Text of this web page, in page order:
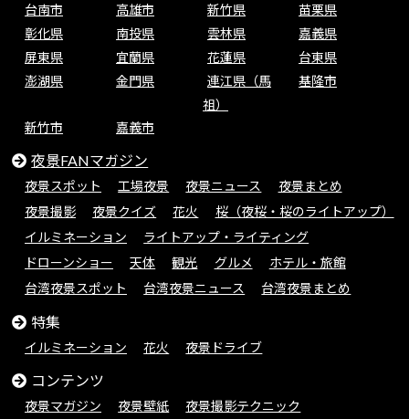
台南市
高雄市 新竹県
苗栗県
彰化県
南投県 雲林県
嘉義県
屏東県
宜蘭県 花蓮県
台東県
澎湖県
金門県
連江県（馬
祖）
基隆市
新竹市 嘉義市
夜景FANマガジン
夜景スポット 工場夜景 夜景ニュース
夜景まとめ
夜景撮影
夜景クイズ 花火
桜（夜桜・桜のライトアップ）
イルミネーション
ライトアップ・ライティング
ドローンショー
天体 観光 グルメ
ホテル・旅館
台湾夜景スポット
台湾夜景ニュース 台湾夜景まとめ
特集
イルミネーション 花火 夜景ドライブ
コンテンツ
夜景マガジン 夜景壁紙 夜景撮影テクニック